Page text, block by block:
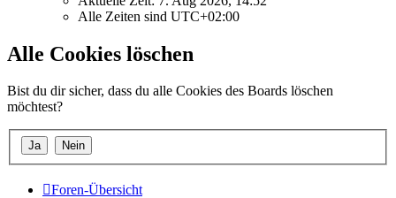
Alle Zeiten sind UTC+02:00
Alle Cookies löschen
Bist du dir sicher, dass du alle Cookies des Boards löschen
möchtest?
Foren-Übersicht